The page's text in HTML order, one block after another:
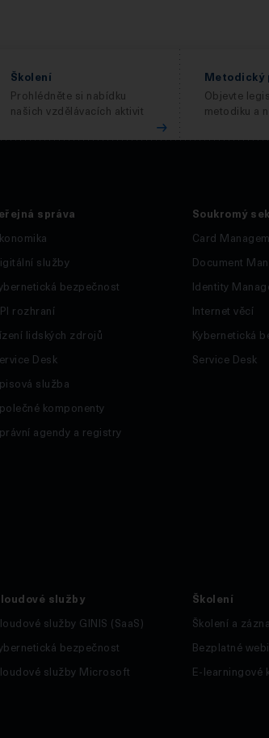
Školení
Prohlédněte si nabídku
našich vzdělávacích aktivit
Metodický
Objevte
metodiku a
správa
služby
bezpečnost
rozhraní
lidských zdrojů
Desk
služba
komponenty
agendy a registry
Soukromý
Card
Document
Identity
Internet věcí
Kybernetická
Service Desk
služby
služby GINIS (SaaS)
bezpečnost
služby Microsoft
Školení
Školení a
Bezplatné
E-learningové